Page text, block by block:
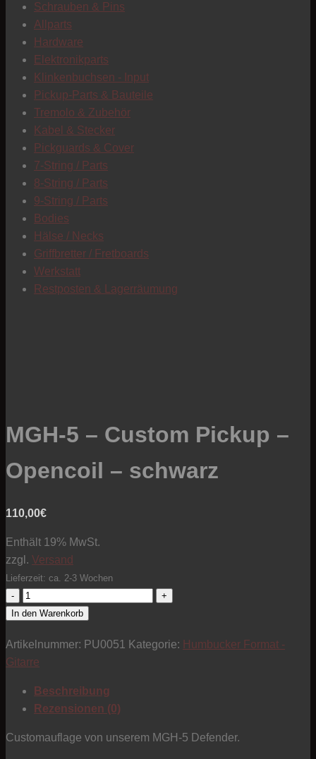
Schrauben & Pins
Allparts
Hardware
Elektronikparts
Klinkenbuchsen - Input
Pickup-Parts & Bauteile
Tremolo & Zubehör
Kabel & Stecker
Pickguards & Cover
7-String / Parts
8-String / Parts
9-String / Parts
Bodies
Hälse / Necks
Griffbretter / Fretboards
Werkstatt
Restposten & Lagerräumung
MGH-5 – Custom Pickup –
Opencoil – schwarz
110,00€
Enthält 19% MwSt.
zzgl. Versand
Lieferzeit: ca. 2-3 Wochen
MGH-
5
Custom
Pickup
Opencoil
schwarz
In den Warenkorb
Artikelnummer: PU0051 Kategorie: Humbucker Format -
Gitarre
Beschreibung
Rezensionen (0)
Customauflage von unserem MGH-5 Defender.